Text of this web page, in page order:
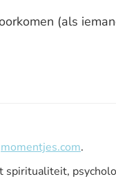
(als
momentjes.com.
spiritualiteit,